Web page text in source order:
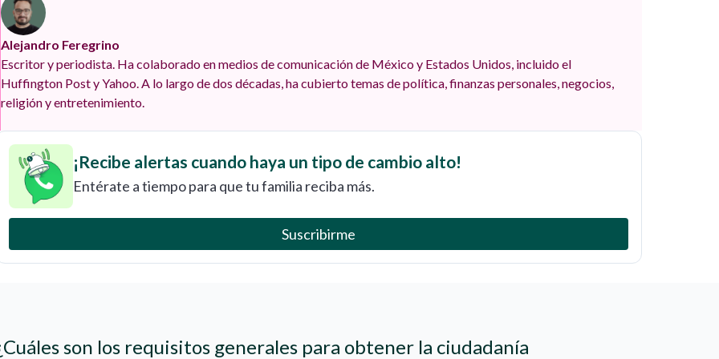
Alejandro Feregrino
Escritor y periodista. Ha colaborado en medios de comunicación de México y Estados Unidos, incluido el
Huffington Post y Yahoo. A lo largo de dos décadas, ha cubierto temas de política, finanzas personales, negocios,
religión y entretenimiento.
¡Recibe alertas cuando haya un tipo de cambio alto!
Entérate a tiempo para que tu familia reciba más.
Suscribirme
son los requisitos generales para obtener la ciudadanía